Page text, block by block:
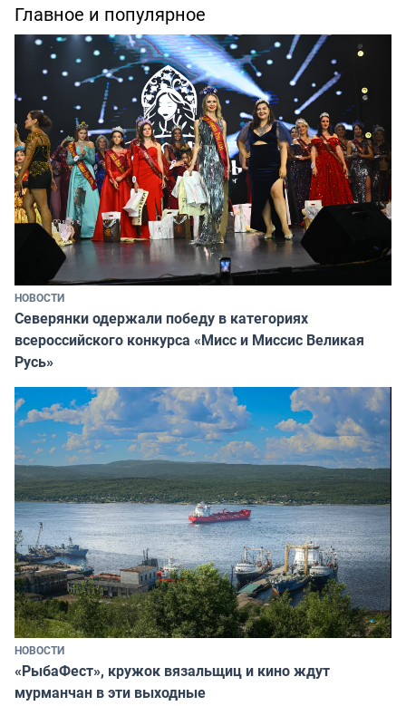
Главное и популярное
НОВОСТИ
Северянки одержали победу в категориях
всероссийского конкурса «Мисс и Миссис Великая
Русь»
НОВОСТИ
«РыбаФест», кружок вязальщиц и кино ждут
мурманчан в эти выходные